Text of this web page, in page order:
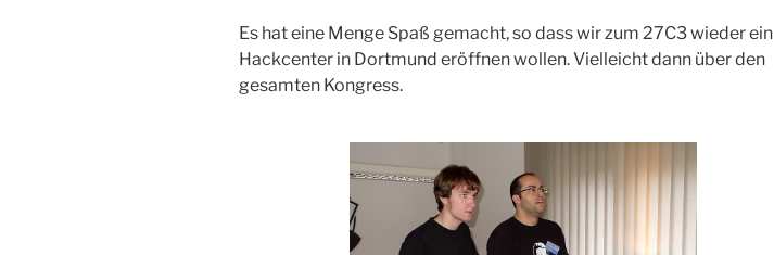
Es hat eine Menge Spaß gemacht, so dass wir zum 27C3 wieder ein
Hackcenter in Dortmund eröffnen wollen. Vielleicht dann über den
gesamten Kongress.